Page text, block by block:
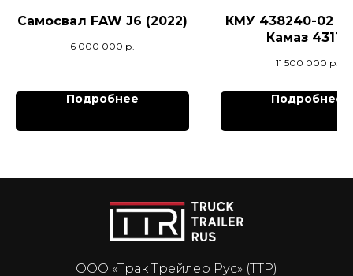
Самосвал FAW J6 (2022)
6 000 000 р.
Подробнее
КМУ 438240-02
Камаз 43118
11 500 000 р.
Подробнее
ООО «Трак Трейлер Рус» (ТТР)